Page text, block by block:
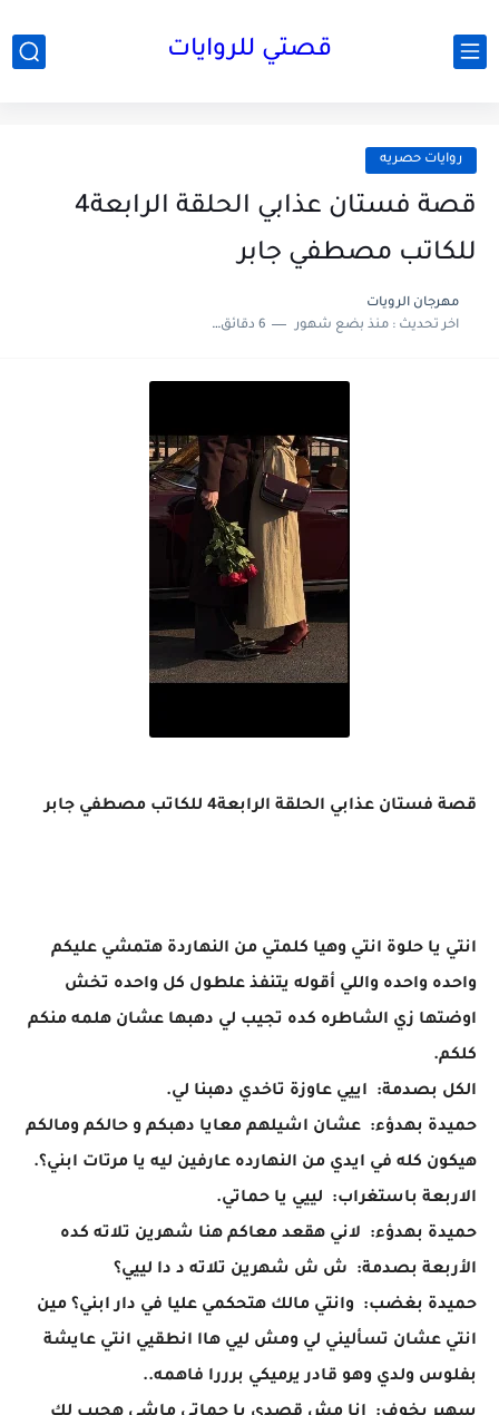
قصتي للروايات
روايات حصريه
قصة فستان عذابي الحلقة الرابعة4
للكاتب مصطفي جابر
مهرجان الرويات
اخر تحديث :منذ بضع شهور 6 دقائق للقراءة
قصة فستان عذابي الحلقة الرابعة4 للكاتب مصطفي جابر
انتي يا حلوة انتي وهيا كلمتي من النهاردة هتمشي عليكم
واحده واحده واللي أقوله يتنفذ علطول كل واحده تخش
اوضتها زي الشاطره كده تجيب لي دهبها عشان هلمه منكم
كلكم.
الكل بصدمة: اييي عاوزة تاخدي دهبنا لي.
حميدة بهدؤء: عشان اشيلهم معايا دهبكم و حالكم ومالكم
هيكون كله في ايدي من النهارده عارفين ليه يا مرتات ابني؟.
الاربعة باستغراب: لييي يا حماتي.
حميدة بهدؤء: لاني هقعد معاكم هنا شهرين تلاته كده
الأربعة بصدمة: ش ش شهرين تلاته د دا لييي؟
حميدة بغضب: وانتي مالك هتحكمي عليا في دار ابني؟ مين
انتي عشان تسأليني لي ومش ليي هاا انطقيي انتي عايشة
بفلوس ولدي وهو قادر يرميكي برررا فاهمه..